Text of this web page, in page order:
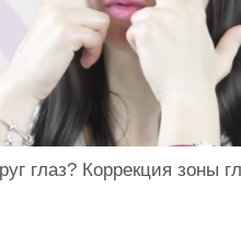
глаз? Коррекция зоны